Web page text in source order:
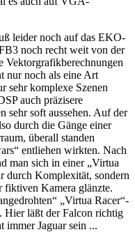
leider noch auf das EKO-
noch recht weit von der
Vektorgrafikberechnungen
nur noch als eine Art
sehr komplexe Szenen
auch präzisere
sehr soft aussehen. Auf der
durch die Gänge einer
überall standen
entliehen wirkten. Nach
man sich in einer „Virtua
durch Komplexität, sondern
fiktiven Kamera glänzte.
„Virtua Racer“-
Hier läßt der Falcon richtig
immer Jaguar sein ...